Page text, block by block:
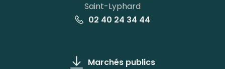
Saint-Lyphard
02 40 24 34 44
Marchés publics